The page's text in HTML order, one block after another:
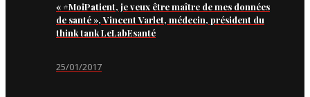
« #MoiPatient, je veux être maître de mes données
de santé », Vincent Varlet, médecin, président du
think tank LeLabEsanté
25/01/2017